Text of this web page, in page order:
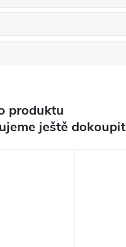
produktu
ještě dokoupit